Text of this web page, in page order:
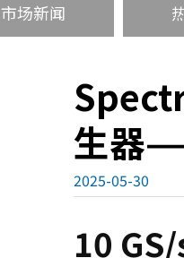
市场新闻
生器
2025-05-30
10